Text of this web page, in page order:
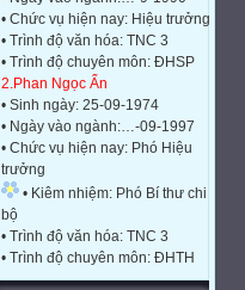
• Trình độ văn hóa: TNC 3
• Trình độ chuyên môn: ĐHSP
2.Phan Ngọc Ẩn
• Sinh ngày: 25-09-1974
• Ngày vào ngành:…-09-1997
• Chức vụ hiện nay: Phó Hiệu
trưởng
• Kiêm nhiệm: Phó Bí thư chi
bộ
• Trình độ văn hóa: TNC 3
• Trình độ chuyên môn: ĐHTH
3.Nguyễn Thị Thủy
• Sinh ngày: 11-10-1974